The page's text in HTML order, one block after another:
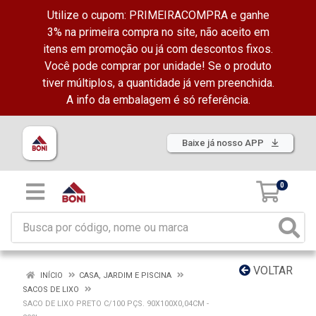
Utilize o cupom: PRIMEIRACOMPRA e ganhe
3% na primeira compra no site, não aceito em
itens em promoção ou já com descontos fixos.
Você pode comprar por unidade! Se o produto
tiver múltiplos, a quantidade já vem preenchida.
A info da embalagem é só referência.
Baixe já nosso APP
0
VOLTAR
INÍCIO
CASA, JARDIM E PISCINA
SACOS DE LIXO
SACO DE LIXO PRETO C/100 PÇS. 90X100X0,04CM -